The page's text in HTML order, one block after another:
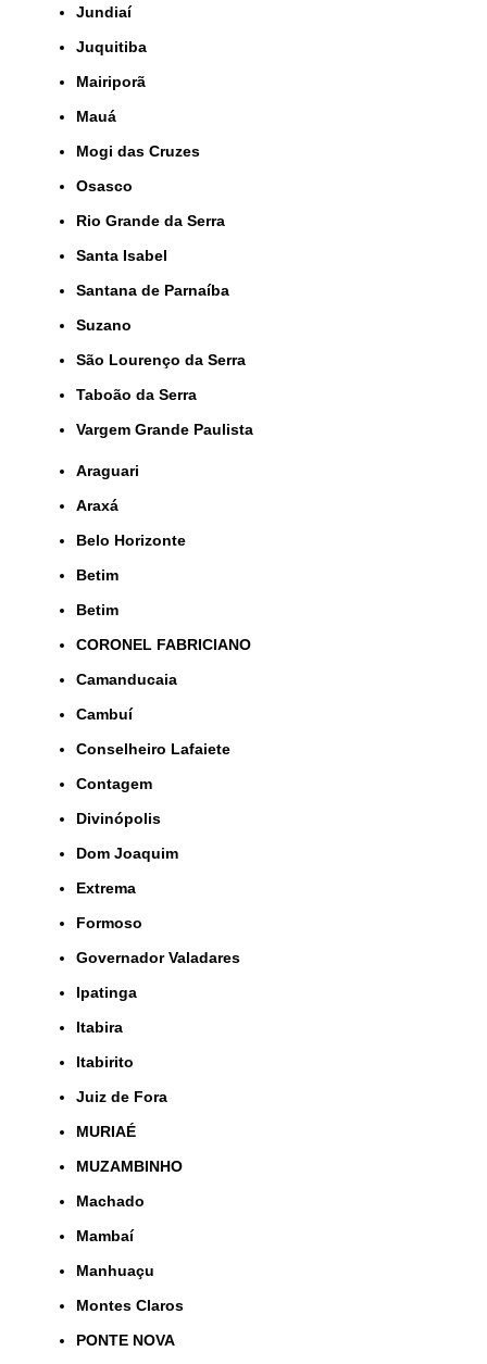
Jundiaí
Juquitiba
Mairiporã
Mauá
Mogi das Cruzes
Osasco
Rio Grande da Serra
Santa Isabel
Santana de Parnaíba
Suzano
São Lourenço da Serra
Taboão da Serra
Vargem Grande Paulista
Araguari
Araxá
Belo Horizonte
Betim
Betim
CORONEL FABRICIANO
Camanducaia
Cambuí
Conselheiro Lafaiete
Contagem
Divinópolis
Dom Joaquim
Extrema
Formoso
Governador Valadares
Ipatinga
Itabira
Itabirito
Juiz de Fora
MURIAÉ
MUZAMBINHO
Machado
Mambaí
Manhuaçu
Montes Claros
PONTE NOVA